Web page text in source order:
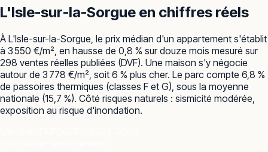
L'Isle-sur-la-Sorgue en chiffres réels
À L'Isle-sur-la-Sorgue, le prix médian d'un appartement s'établit
à 3 550 €/m², en hausse de 0,8 % sur douze mois mesuré sur
298 ventes réelles publiées (DVF). Une maison s'y négocie
autour de 3 778 €/m², soit 6 % plus cher. Le parc compte 6,8 %
de passoires thermiques (classes F et G), sous la moyenne
nationale (15,7 %). Côté risques naturels : sismicité modérée,
exposition au risque d'inondation.